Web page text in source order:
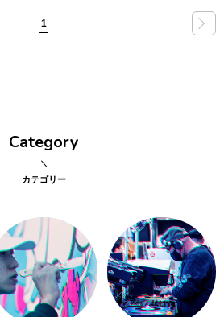
1 »
Category
カテゴリー